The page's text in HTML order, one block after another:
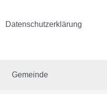
Datenschutzerklärung
Gemeinde